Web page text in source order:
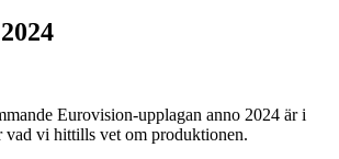
Eurovision-upplagan anno 2024 är i
vad vi hittills vet om produktionen.